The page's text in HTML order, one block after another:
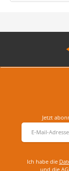
Jetzt
E-Mail-Adresse
Ich habe die
und die